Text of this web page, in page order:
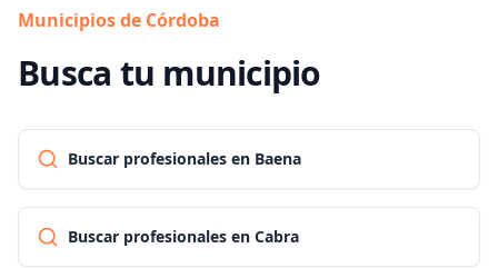
Municipios de Córdoba
Busca tu municipio
Buscar profesionales en Baena
Buscar profesionales en Cabra